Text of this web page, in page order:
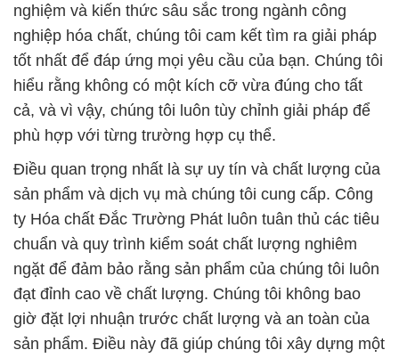
nghiệm và kiến thức sâu sắc trong ngành công
nghiệp hóa chất, chúng tôi cam kết tìm ra giải pháp
tốt nhất để đáp ứng mọi yêu cầu của bạn. Chúng tôi
hiểu rằng không có một kích cỡ vừa đúng cho tất
cả, và vì vậy, chúng tôi luôn tùy chỉnh giải pháp để
phù hợp với từng trường hợp cụ thể.
Điều quan trọng nhất là sự uy tín và chất lượng của
sản phẩm và dịch vụ mà chúng tôi cung cấp. Công
ty Hóa chất Đắc Trường Phát luôn tuân thủ các tiêu
chuẩn và quy trình kiểm soát chất lượng nghiêm
ngặt để đảm bảo rằng sản phẩm của chúng tôi luôn
đạt đỉnh cao về chất lượng. Chúng tôi không bao
giờ đặt lợi nhuận trước chất lượng và an toàn của
sản phẩm. Điều này đã giúp chúng tôi xây dựng một